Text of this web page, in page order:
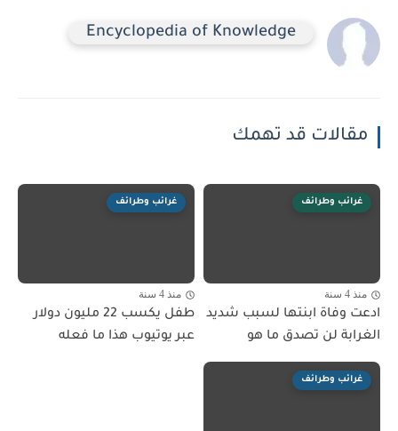
Encyclopedia of Knowledge
مقالات قد تهمك
غرائب وطرائف
منذ 4 سنة
ادعت وفاة ابنتها لسبب شديد
الغرابة لن تصدق ما هو
غرائب وطرائف
منذ 4 سنة
طفل يكسب 22 مليون دولار
عبر يوتيوب هذا ما فعله
غرائب وطرائف